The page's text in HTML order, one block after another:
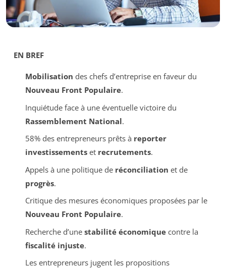
EN BREF
Mobilisation des chefs d’entreprise en faveur du
Nouveau Front Populaire.
Inquiétude face à une éventuelle victoire du
Rassemblement National.
58% des entrepreneurs prêts à reporter
investissementset recrutements.
Appels à une politique de réconciliation et de
progrès.
Critique des mesures économiques proposées par le
Nouveau Front Populaire.
Recherche d’une stabilité économiquecontre la
fiscalité injuste.
Les entrepreneurs jugent les propositions